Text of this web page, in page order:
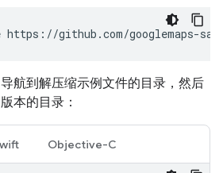
github.com/googlemaps-
航到解压缩示例文件的目录，然后
本的目录：
Objective-C